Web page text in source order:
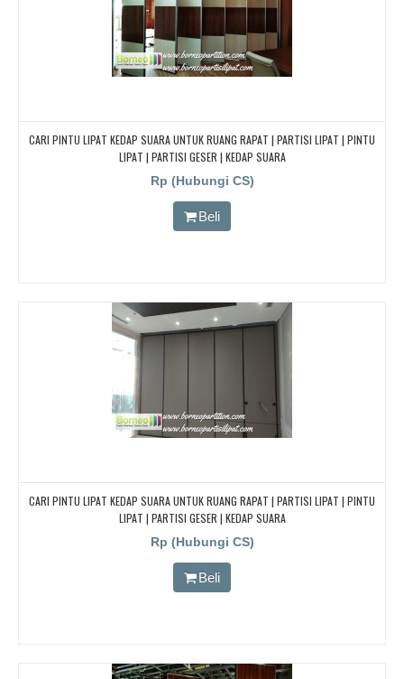
CARI PINTU LIPAT KEDAP SUARA UNTUK RUANG RAPAT | PARTISI LIPAT | PINTU
LIPAT | PARTISI GESER | KEDAP SUARA
Rp (Hubungi CS)
Beli
CARI PINTU LIPAT KEDAP SUARA UNTUK RUANG RAPAT | PARTISI LIPAT | PINTU
LIPAT | PARTISI GESER | KEDAP SUARA
Rp (Hubungi CS)
Beli